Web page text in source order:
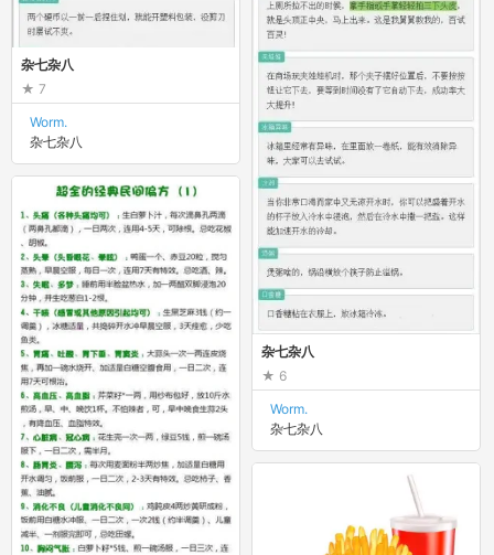
杂七杂八
6
Worm.
杂七杂八
杂七杂八
7
Worm.
杂七杂八